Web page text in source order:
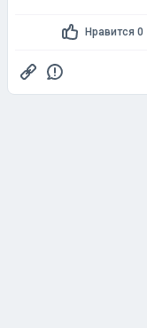
Нравится 0